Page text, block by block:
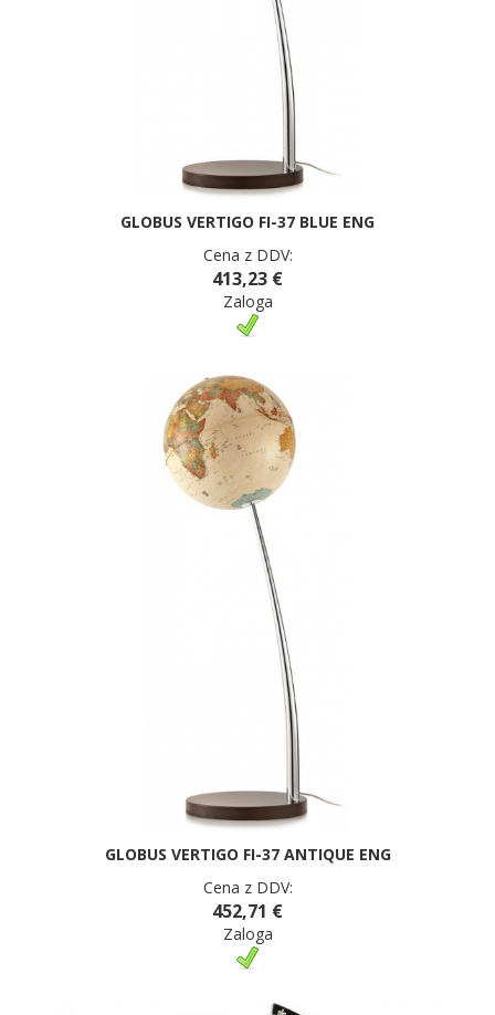
GLOBUS VERTIGO FI-37 BLUE ENG
Cena z DDV:
413,23 €
Zaloga
GLOBUS VERTIGO FI-37 ANTIQUE ENG
Cena z DDV:
452,71 €
Zaloga